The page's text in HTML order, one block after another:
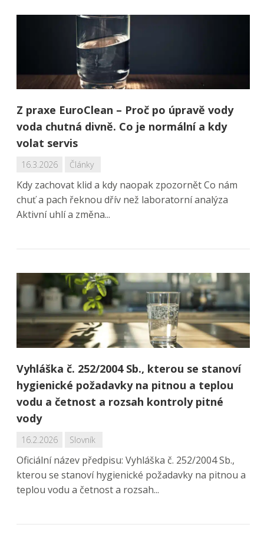
Z praxe EuroClean – Proč po úpravě vody
voda chutná divně. Co je normální a kdy
volat servis
16.3.2026 Články
Kdy zachovat klid a kdy naopak zpozornět Co nám
chuť a pach řeknou dřív než laboratorní analýza
Aktivní uhlí a změna...
Vyhláška č. 252/2004 Sb., kterou se stanoví
hygienické požadavky na pitnou a teplou
vodu a četnost a rozsah kontroly pitné
vody
16.2.2026 Slovník
Oficiální název předpisu: Vyhláška č. 252/2004 Sb.,
kterou se stanoví hygienické požadavky na pitnou a
teplou vodu a četnost a rozsah...